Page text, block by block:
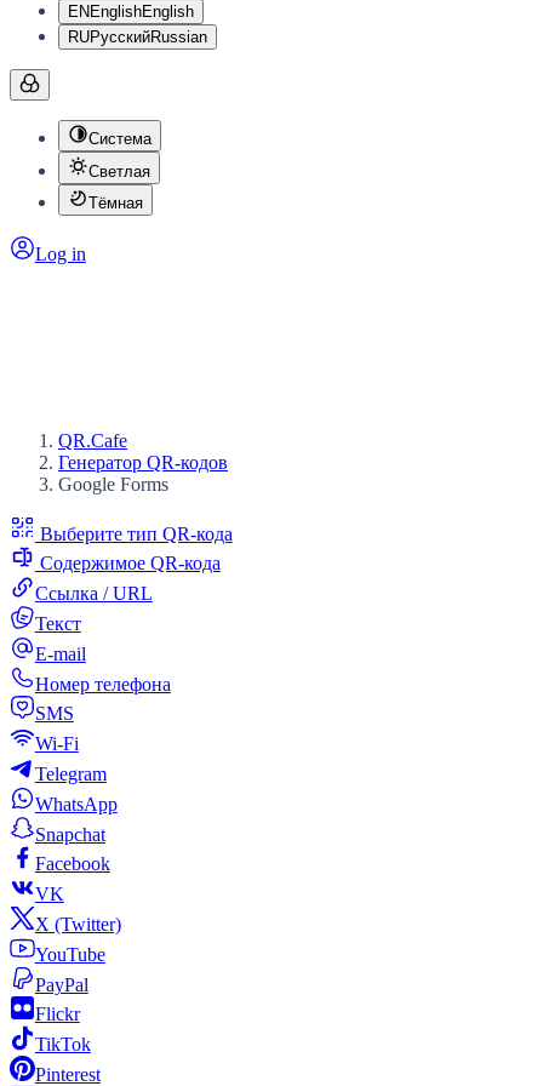
ENEnglishEnglish
RUРусскийRussian
Система
Светлая
Тёмная
Log in
QR.Cafe
Генератор QR-кодов
Google Forms
Выберите тип QR-кода
Содержимое QR-кода
Ссылка / URL
Текст
E-mail
Номер телефона
SMS
Wi-Fi
Telegram
WhatsApp
Snapchat
Facebook
VK
X (Twitter)
YouTube
PayPal
Flickr
TikTok
Pinterest